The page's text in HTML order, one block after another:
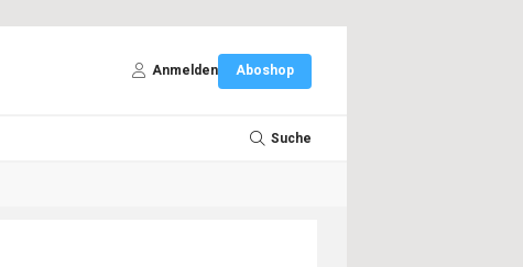
Anmelden Aboshop
Suche